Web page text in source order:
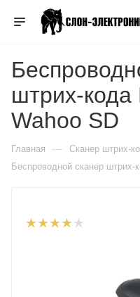
штрих-кода
Wahoo SD
Главная — Сканер штрих-
Беспроводной сканер штрих-